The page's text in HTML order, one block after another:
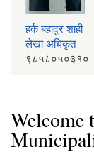
हर्क बहादुर शाही
लेखा अधिकृत
९८५८०५०३१०
Welcome